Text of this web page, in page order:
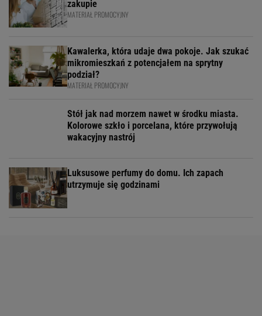
zakupie
MATERIAŁ PROMOCYJNY
Kawalerka, która udaje dwa pokoje. Jak szukać
mikromieszkań z potencjałem na sprytny
podział?
MATERIAŁ PROMOCYJNY
Stół jak nad morzem nawet w środku miasta.
Kolorowe szkło i porcelana, które przywołują
wakacyjny nastrój
Luksusowe perfumy do domu. Ich zapach
utrzymuje się godzinami